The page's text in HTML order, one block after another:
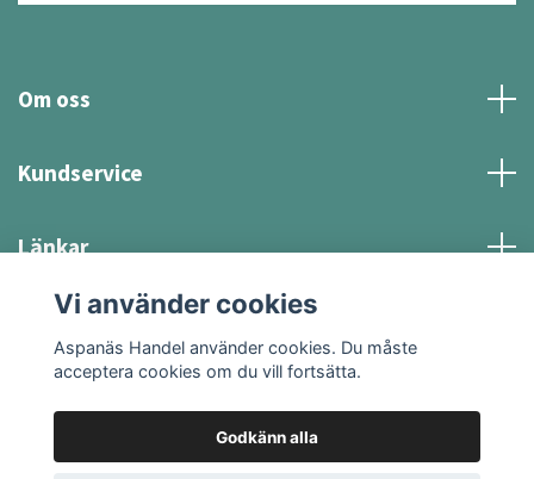
Om oss
Kundservice
Länkar
Sociala medier
Vi använder cookies
Aspanäs Handel använder cookies. Du måste
acceptera cookies om du vill fortsätta.
Godkänn alla